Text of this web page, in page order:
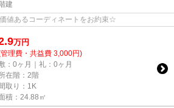
建
値あるコーディネートをお約束☆
万円
理費・共益費 3,000円)
：0ヶ月｜礼：0ヶ月
在階：2階
取り：1K
積：24.88㎡